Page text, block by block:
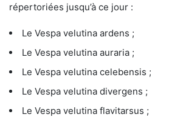
répertoriées jusqu’à ce jour :
Le Vespa velutina ardens ;
Le Vespa velutina auraria ;
Le Vespa velutina celebensis ;
Le Vespa velutina divergens ;
Le Vespa velutina flavitarsus ;